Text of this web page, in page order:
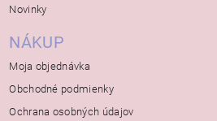
Novinky
NÁKUP
Moja objednávka
Obchodné podmienky
Ochrana osobných údajov